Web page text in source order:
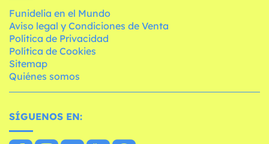
Funidelia en el Mundo
Aviso legal y Condiciones de Venta
Política de Privacidad
Política de Cookies
Sitemap
Quiénes somos
SÍGUENOS EN: